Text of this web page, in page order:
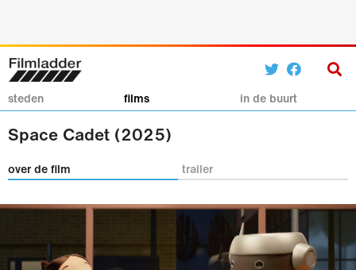
steden films in de buurt
Space Cadet (2025)
over de film trailer